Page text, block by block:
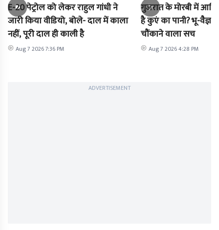
E-20 पेट्रोल को लेकर राहुल गांधी ने
जारी किया वीडियो, बोले- दाल में काला
नहीं, पूरी दाल ही काली है
Aug 7 2026 7:36 PM
गुजरात के मोरबी में
है कुएं का पानी? भू-
चौंकाने वाला सच
Aug 7 2026 4:28 PM
ADVERTISEMENT